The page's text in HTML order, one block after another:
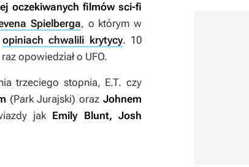
oczekiwanych filmów sci-fi
Spielberga, o którym w
opiniach chwalili krytycy. 10
opowiedział o UFO.
trzeciego stopnia, E.T. czy
(Park Jurajski) orazJohnem
jak Emily Blunt, Josh